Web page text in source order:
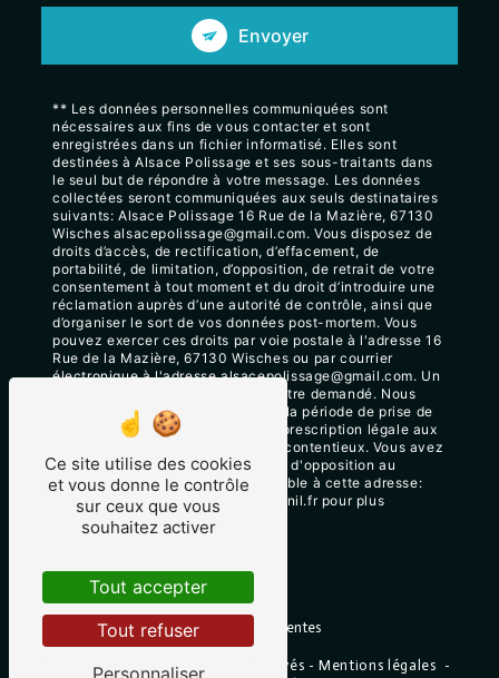
Envoyer
** Les données personnelles communiquées sont
nécessaires aux fins de vous contacter et sont
enregistrées dans un fichier informatisé. Elles sont
destinées à Alsace Polissage et ses sous-traitants dans
le seul but de répondre à votre message. Les données
collectées seront communiquées aux seuls destinataires
suivants: Alsace Polissage 16 Rue de la Mazière, 67130
Wisches alsacepolissage@gmail.com. Vous disposez de
droits d’accès, de rectification, d’effacement, de
portabilité, de limitation, d’opposition, de retrait de votre
consentement à tout moment et du droit d’introduire une
réclamation auprès d’une autorité de contrôle, ainsi que
d’organiser le sort de vos données post-mortem. Vous
pouvez exercer ces droits par voie postale à l'adresse 16
Rue de la Mazière, 67130 Wisches ou par courrier
électronique à l'adresse alsacepolissage@gmail.com. Un
justificatif d'identité pourra vous être demandé. Nous
conservons vos données pendant la période de prise de
contact puis pendant la durée de prescription légale aux
fins probatoires et de gestion des contentieux. Vous avez
le droit de vous inscrire sur la liste d'opposition au
démarchage téléphonique, disponible à cette adresse:
Bloctel.gouv.fr. Consultez le site cnil.fr pour plus
d’informations sur vos droits.
Recherches fréquentes
Vistalid - 2026 - Tous droits réservés -Mentions légales -
Ce site utilise des cookies
et vous donne le contrôle
sur ceux que vous
souhaitez activer
Tout accepter
Tout refuser
Personnaliser